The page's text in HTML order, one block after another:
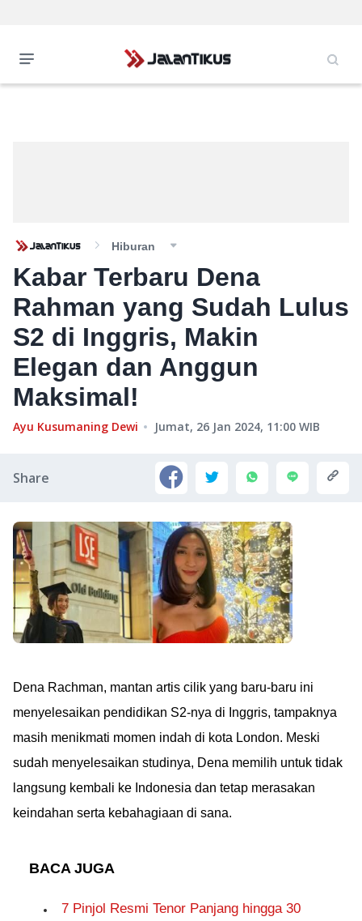
Hiburan
Kabar Terbaru Dena
Rahman yang Sudah Lulus
S2 di Inggris, Makin
Elegan dan Anggun
Maksimal!
Ayu Kusumaning Dewi Jumat, 26 Jan 2024, 11:00 WIB
Share
Dena Rachman, mantan artis cilik yang baru-baru ini
menyelesaikan pendidikan S2-nya di Inggris, tampaknya
masih menikmati momen indah di kota London. Meski
sudah menyelesaikan studinya, Dena memilih untuk tidak
langsung kembali ke Indonesia dan tetap merasakan
keindahan serta kebahagiaan di sana.
BACA JUGA
7 Pinjol Resmi Tenor Panjang hingga 30